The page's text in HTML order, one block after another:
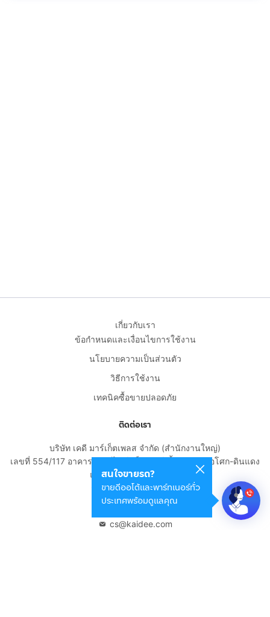
สนใจขายรถ?
ขายดีออโต้และพาร์ทเนอร์ทั่ว
ประเทศพร้อมดูแลคุณ
เกี่ยวกับเรา
ข้อกำหนดและเงื่อนไขการใช้งาน
นโยบายความเป็นส่วนตัว
วิธีการใช้งาน
เทคนิคซื้อขายปลอดภัย
ติดต่อเรา
บริษัท เคดี มาร์เก็ตเพลส จำกัด (สำนักงานใหญ่)
เลขที่ 554/117 อาคารสกายไนน์ เซ็นเตอร์ ชั้น 22 ถนนอโศก-ดินแดง
แขวงดินแดง เขตดินแดง
กรุงเทพมหานคร 10400
cs@kaidee.com